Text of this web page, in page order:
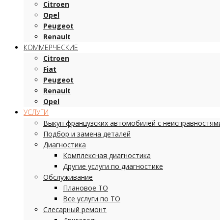
Citroen
Opel
Peugeot
Renault
КОММЕРЧЕСКИЕ
Citroen
Fiat
Peugeot
Renault
Opel
УСЛУГИ
Выкуп французских автомобилей с
Подбор и замена деталей
Диагностика
Комплексная диагностика
Другие услуги по диагностике
Обслуживание
Плановое ТО
Все услуги по ТО
Слесарный ремонт